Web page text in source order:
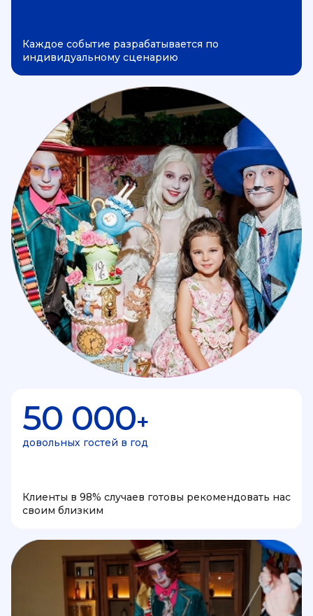
Каждое событие разрабатывается по
индивидуальному сценарию
50 000+
довольных гостей в год
Клиенты в 98% случаев готовы рекомендовать нас
своим близким